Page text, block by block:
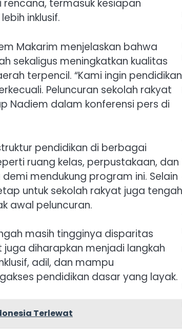
termasuk kesiapan
inklusif.
Makarim menjelaskan bahwa
sekaligus meningkatkan kualitas
terpencil. “Kami ingin pendidikan
Peluncuran sekolah rakyat
Nadiem dalam konferensi pers di
pendidikan di berbagai
ruang kelas, perpustakaan, dan
mendukung program ini. Selain
untuk sekolah rakyat juga tengah
awal peluncuran.
masih tingginya disparitas
diharapkan menjadi langkah
adil, dan mampu
pendidikan dasar yang layak.
Terlewat